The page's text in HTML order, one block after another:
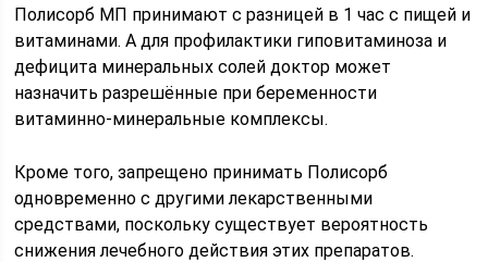
Полисорб МП принимают с разницей в 1 час с пищей и
витаминами. А для профилактики гиповитаминоза и
дефицита минеральных солей доктор может
назначить разрешённые при беременности
витаминно-минеральные комплексы.
Кроме того, запрещено принимать Полисорб
одновременно с другими лекарственными
средствами, поскольку существует вероятность
снижения лечебного действия этих препаратов.